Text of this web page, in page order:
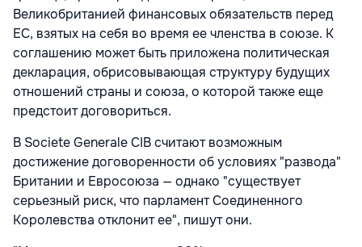
Великобританией финансовых обязательств перед
ЕС, взятых на себя во время ее членства в союзе. К
соглашению может быть приложена политическая
декларация, обрисовывающая структуру будущих
отношений страны и союза, о которой также еще
предстоит договориться.
В Societe Generale CIB считают возможным
достижение договоренности об условиях "развода"
Британии и Евросоюза — однако "существует
серьезный риск, что парламент Соединенного
Королевства отклонит ее", пишут они.